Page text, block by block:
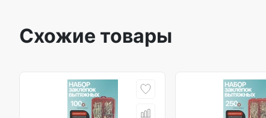
Схожие товары